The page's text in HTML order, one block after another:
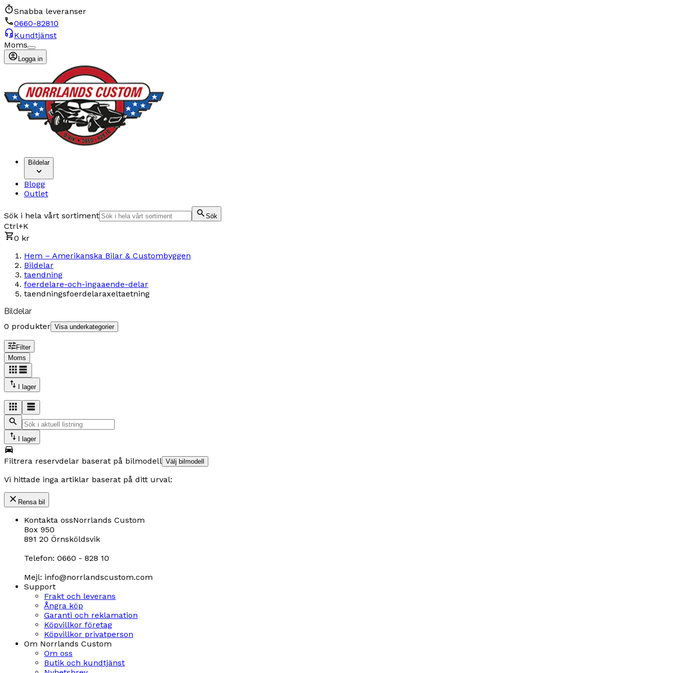
Snabba leveranser
0660-82810
Kundtjänst
Moms
Logga in
Bildelar
Blogg
Outlet
Sök i hela vårt sortiment Sök
Ctrl+K
0 kr
Hem – Amerikanska Bilar & Custombyggen
Bildelar
taendning
foerdelare-och-ingaaende-delar
taendningsfoerdelaraxeltaetning
Bildelar
0 produkter Visa underkategorier
Filter
Moms
I lager
I lager
Filtrera reservdelar baserat på bilmodell Välj bilmodell
Vi hittade inga artiklar baserat på ditt urval:
Rensa bil
Kontakta ossNorrlands Custom
Box 950
891 20 Örnsköldsvik
Telefon: 0660 - 828 10
Mejl: info@norrlandscustom.com
Support
Frakt och leverans
Ångra köp
Garanti och reklamation
Köpvillkor företag
Köpvillkor privatperson
Om Norrlands Custom
Om oss
Butik och kundtjänst